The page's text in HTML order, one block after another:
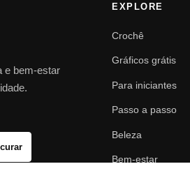
e bem-estar
EXPLORE
Crochê
Gráficos grátis
Para iniciantes
Passo a passo
Beleza
Bem-estar